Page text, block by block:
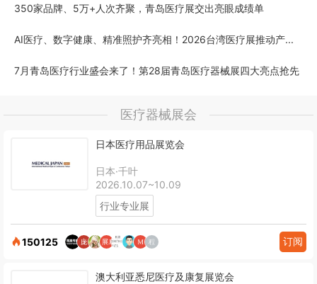
350家品牌、5万+人次齐聚，青岛医疗展交出亮眼成绩单
AI医疗、数字健康、精准照护齐亮相！2026台湾医疗展推动产...
7月青岛医疗行业盛会来了！第28届青岛医疗器械展四大亮点抢先
医疗器械展会
日本医疗用品展览会
日本·千叶
2026.10.07~10.09
行业专业展
150125 订阅
澳大利亚悉尼医疗及康复展览会